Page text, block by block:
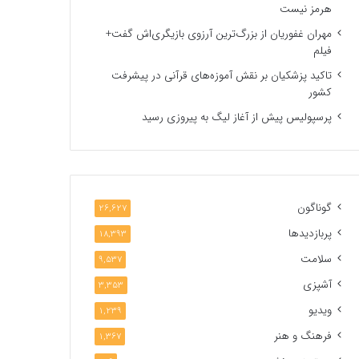
هرمز نیست
مهران غفوریان از بزرگ‌ترین آرزوی بازیگری‌اش گفت+
فیلم
تاکید پزشکیان بر نقش آموزه‌های قرآنی در پیشرفت
کشور
پرسپولیس پیش از آغاز لیگ به پیروزی رسید
گوناگون 26,627
پربازدیدها 18,393
سلامت 9,537
آشپزی 3,353
ویدیو 1,239
فرهنگ و هنر 1,367